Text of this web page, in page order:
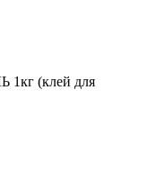
(клей для